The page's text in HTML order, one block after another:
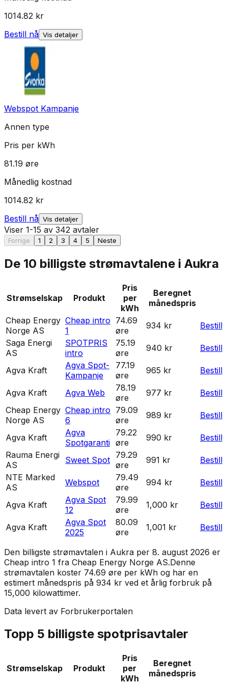
1014.82 kr
Bestill nå Vis detaljer
Webspot Kampanje
Annen type
Pris per kWh
81.19 øre
Månedlig kostnad
1014.82 kr
Bestill nå Vis detaljer
Viser 1-15 av 342 avtaler
Forrige 1 2 3 4 5 Neste
De 10 billigste strømavtalene i Aukra
Strømselskap Produkt
Pris
per
kWh
Beregnet
månedspris
Cheap Energy
Norge AS
Cheap intro
1
74.69
øre
934 kr
Bestill
Saga Energi
AS
SPOTPRIS
intro
75.19
øre
940 kr Bestill
Agva Kraft
Agva Spot-
Kampanje
77.19
øre
965 kr Bestill
Agva Kraft Agva Web
78.19
øre
977 kr
Bestill
Cheap Energy
Norge AS
Cheap intro
6
79.09
øre
989 kr Bestill
Agva Kraft
Agva
Spotgaranti
79.22
øre
990 kr
Bestill
Rauma Energi
AS
Sweet Spot 79.29
øre
991 kr
Bestill
NTE Marked
AS
Webspot
79.49
øre
994 kr Bestill
Agva Kraft
Agva Spot
12
79.99
øre
1,000 kr Bestill
Agva Kraft
Agva Spot
2025
80.09
øre
1,001 kr Bestill
Den billigste strømavtalen i Aukra per 8. august 2026 er
Cheap intro 1 fra Cheap Energy Norge AS.Denne
strømavtalen koster 74.69 øre per kWh og har en
estimert månedspris på 934 kr ved et årlig forbruk på
15,000 kilowattimer.
Data levert av Forbrukerportalen
Topp 5 billigste spotprisavtaler
Strømselskap Produkt
Pris
per
kWh
Beregnet
månedspris